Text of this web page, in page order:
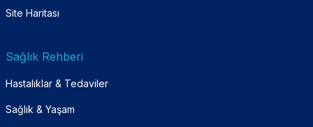
Site Haritası
Sağlık Rehberi
Hastalıklar & Tedaviler
Sağlık & Yaşam